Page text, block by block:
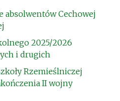
absolwentów Cechowej
2025/2026
i drugich
Rzemieślniczej
II wojny